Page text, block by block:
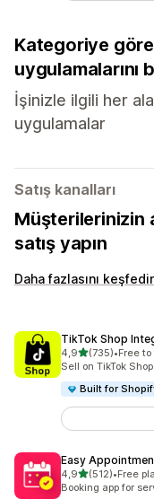
Kategoriye
uygulamalarını
İşinizle ilgili her
uygulamalar
Satış kanalları
Müşterilerinizin
satış yapın
Daha fazlasını
TikTok Shop
4,95 yıldız
(735)
toplam 735•Free
Sell on TikTok
Built for
Easy
4,95 yıldız
(512)
toplam 512•Free
Booking app for